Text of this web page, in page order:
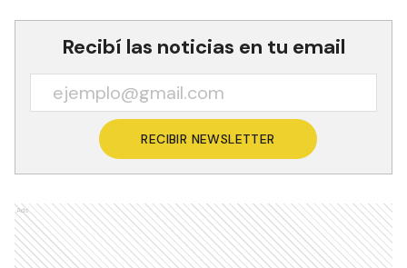
Recibí las noticias en tu email
RECIBIR NEWSLETTER
Ads